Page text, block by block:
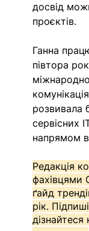
досвід
проєктів.
Ганна
півтора
розвивала
сервісних
напрямом
Редакція
фахівцями
ґайд
рік.
дізнайтеся